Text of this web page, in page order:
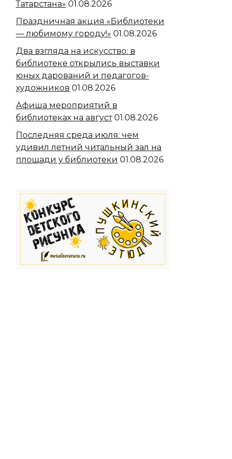
Татарстана» 01.08.2026
Праздничная акция «Библиотеки
— любимому городу!» 01.08.2026
Два взгляда на искусство: в
библиотеке открылись выставки
юных дарований и педагогов-
художников 01.08.2026
Афиша мероприятий в
библиотеках на август 01.08.2026
Последняя среда июля: чем
удивил летний читальный зал на
площади у библиотеки 01.08.2026